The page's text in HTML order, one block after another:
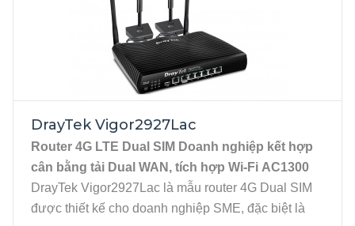
khách sạn và các văn phòng đa chi nhánh.
Sản phẩm nổi bật với khả năng cân bằng tải và dự
phòng kết nối, Wi-Fi AX3000 tốc độ cao cùng với
các tính năng cốt lõi của DrayTek như cân bằng tải,
VPN mạnh mẽ và Firewall bảo mật cấp doanh
nghiệp. Đặc biệt cổng WAN1 thuần hỗ trợ kết nối
quang SFP, cho phép kết nối trực tiếp đường cáp
quang công nghệ AON mà không cần dùng đến bộ
chuyển đổi quang điện (media converter).
Đặc tính kỹ thuật
Dual-WAN, gồm WAN1 (SFP slot) và WAN2
DrayTek Vigor2927Lac
Router 4G LTE Dual SIM Doanh nghiệp kết hợp
cân bằng tải Dual WAN, tích hợp Wi-Fi AC1300
DrayTek Vigor2927Lac là mẫu router 4G Dual SIM
được thiết kế cho doanh nghiệp SME, đặc biệt là